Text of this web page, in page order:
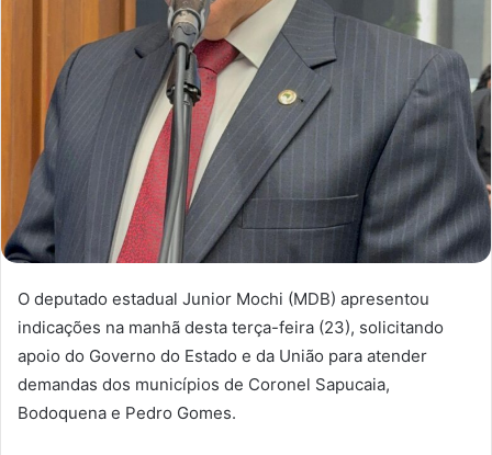
O deputado estadual Junior Mochi (MDB) apresentou
indicações na manhã desta terça-feira (23), solicitando
apoio do Governo do Estado e da União para atender
demandas dos municípios de Coronel Sapucaia,
Bodoquena e Pedro Gomes.